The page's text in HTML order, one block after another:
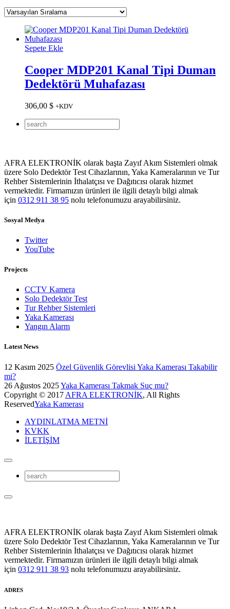
Sepete Ekle
Cooper MDP201 Kanal Tipi Duman
Dedektörü Muhafazası
306,00 $ +KDV
AFRA ELEKTRONİK olarak başta Zayıf Akım Sistemleri olmak
üzere Solo Dedektör Test Cihazlarının, Yaka Kameralarının ve Tur
Rehber Sistemlerinin İthalatçısı ve Dağıtıcısı olarak hizmet
vermektedir. Firmamızın ürünleri ile ilgili detaylı bilgi almak
için 0312 911 38 95 nolu telefonumuzu arayabilirsiniz.
Sosyal Medya
Twitter
YouTube
Projects
CCTV Kamera
Solo Dedektör Test
Tur Rehber Sistemleri
Yaka Kamerası
Yangın Alarm
Latest News
12 Kasım 2025 Özel Güvenlik Görevlisi Yaka Kamerası Takabilir
mi?
26 Ağustos 2025Yaka Kamerası Takmak Suç mu?
Copyright © 2017 AFRA ELEKTRONİK, All Rights
ReservedYaka Kamerası
AYDINLATMA METNİ
KVKK
İLETİŞİM
AFRA ELEKTRONİK olarak başta Zayıf Akım Sistemleri olmak
üzere Solo Dedektör Test Cihazlarının, Yaka Kameralarının ve Tur
Rehber Sistemlerinin İthalatçısı ve Dağıtıcısı olarak hizmet
vermektedir. Firmamızın ürünleri ile ilgili detaylı bilgi almak
için 0312 911 38 93 nolu telefonumuzu arayabilirsiniz.
ADRES